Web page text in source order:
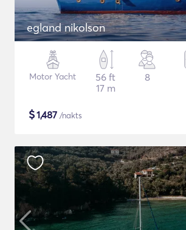
egland nikolson
Motor Yacht
56 ft
17 m
8
$1,487 /nakts